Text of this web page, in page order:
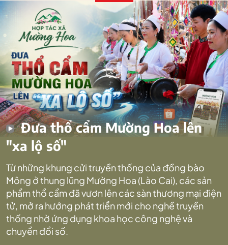
Đưa thổ cẩm Mường Hoa lên
"xa lộ số"
Từ những khung cửi truyền thống của đồng bào
Mông ở thung lũng Mường Hoa (Lào Cai), các sản
phẩm thổ cẩm đã vươn lên các sàn thương mại điện
tử, mở ra hướng phát triển mới cho nghề truyền
thống nhờ ứng dụng khoa học công nghệ và
chuyển đổi số.